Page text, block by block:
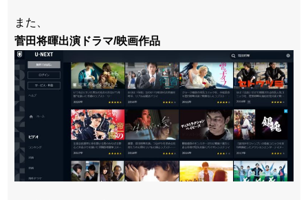
また、
菅田将暉出演ドラマ/映画作品